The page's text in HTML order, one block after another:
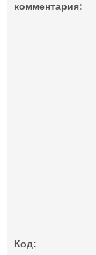
комментария:
Код: